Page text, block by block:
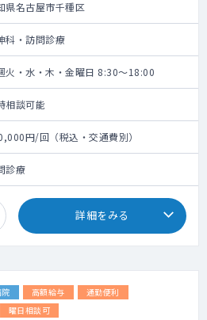
県名古屋市千種区
科・訪問診療
火・水・木・金曜日 8:30～18:00
相談可能
円/回（税込・交通費別）
診療
詳細をみる
高額給与
通勤便利
曜日相談可